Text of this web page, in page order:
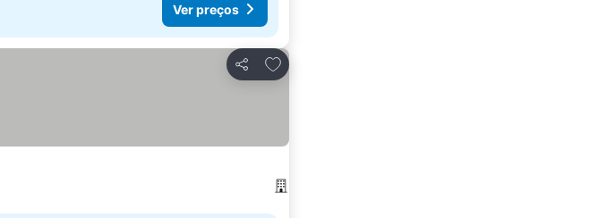
Ver preços
Partilhar
Adicionar aos favoritos